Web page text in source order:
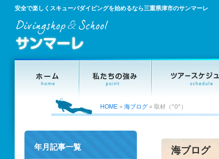
安全で楽しくスキューバダイビングを始めるなら三重県津市のサンマーレ
HOME » 海ブログ » 取材（^0^）
海ブログ
年月記事一覧